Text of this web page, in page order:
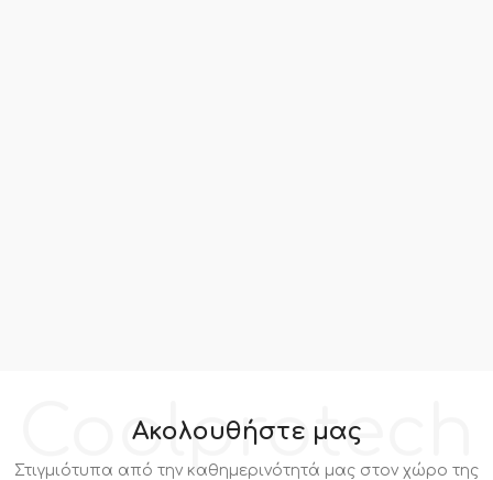
Coolprotech
Ακολουθήστε μας
Στιγμιότυπα από την καθημερινότητά μας στον χώρο της